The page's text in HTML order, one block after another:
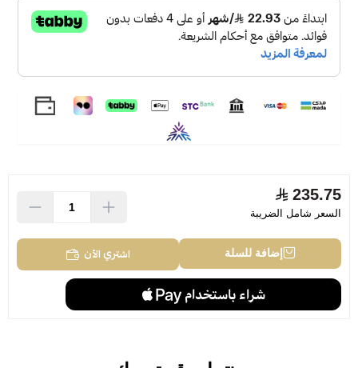
235.75
السعر شامل الضريبة
إضافة للسلة اشتري الآن